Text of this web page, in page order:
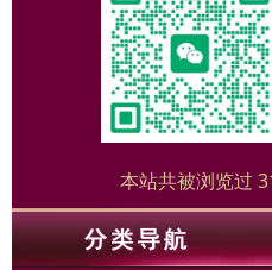
本站共被浏览过